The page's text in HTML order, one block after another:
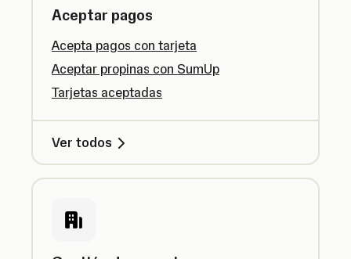
Aceptar pagos
Acepta pagos con tarjeta
Aceptar propinas con SumUp
Tarjetas aceptadas
Ver todos